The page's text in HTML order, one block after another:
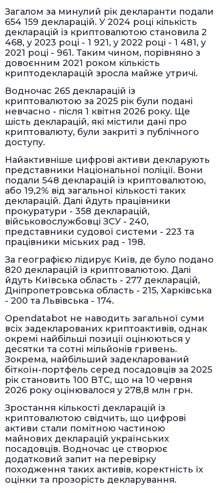
Загалом за минулий рік декларанти подали
654 159 декларацій. У 2024 році кількість
декларацій із криптовалютою становила 2
468, у 2023 році - 1 921, у 2022 році - 1 481, у
2021 році - 961. Таким чином, порівняно з
довоєнним 2021 роком кількість
криптодекларацій зросла майже утричі.
Водночас 265 декларацій із
криптовалютою за 2025 рік були подані
невчасно - після 1 квітня 2026 року. Ще
шість декларацій, які містили дані про
криптовалюту, були закриті з публічного
доступу.
Найактивніше цифрові активи декларують
представники Національної поліції. Вони
подали 548 декларацій із криптовалютою,
або 19,2% від загальної кількості таких
декларацій. Далі йдуть працівники
прокуратури - 358 декларацій,
військовослужбовці ЗСУ - 240,
представники судової системи - 223 та
працівники міських рад - 198.
За географією лідирує Київ, де було подано
820 декларацій із криптовалютою. Далі
йдуть Київська область - 277 декларацій,
Дніпропетровська область - 215, Харківська
- 200 та Львівська - 174.
Opendatabot не наводить загальної суми
всіх задекларованих криптоактивів, однак
окремі найбільші позиції оцінюються у
десятки та сотні мільйонів гривень.
Зокрема, найбільший задекларований
біткоїн-портфель серед посадовців за 2025
рік становить 100 BTC, що на 10 червня
2026 року оцінювалося у 278,8 млн грн.
Зростання кількості декларацій із
криптовалютою свідчить, що цифрові
активи стали помітною частиною
майнових декларацій українських
посадовців. Водночас це створює
додатковий запит на перевірку
походження таких активів, коректність їх
оцінки та прозорість декларування.